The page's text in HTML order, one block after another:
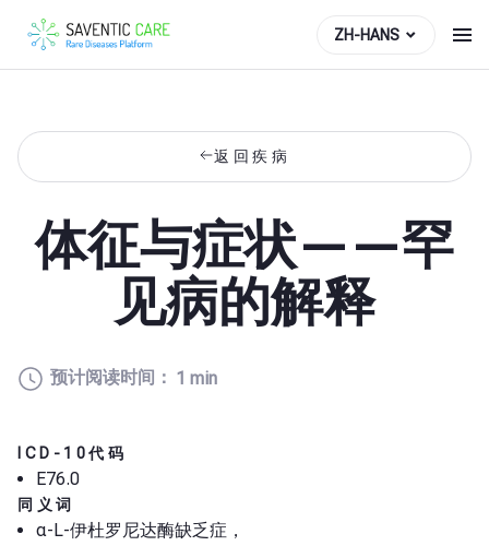
ZH-HANS
返回疾病
体征与症状——罕
见病的解释
预计阅读时间： 1 min
ICD-10代码
E76.0
同义词
α-L-伊杜罗尼达酶缺乏症，